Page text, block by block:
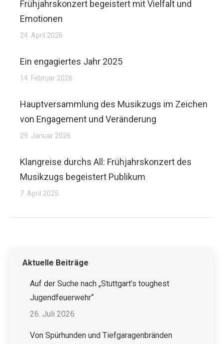
Frühjahrskonzert begeistert mit Vielfalt und
Emotionen
24. April 2026
Ein engagiertes Jahr 2025
14. Februar 2026
Hauptversammlung des Musikzugs im Zeichen
von Engagement und Veränderung
29. Januar 2026
Klangreise durchs All: Frühjahrskonzert des
Musikzugs begeistert Publikum
7. April 2025
Aktuelle Beiträge
Auf der Suche nach „Stuttgart’s toughest
Jugendfeuerwehr“
26. Juli 2026
Von Spürhunden und Tiefgaragenbränden